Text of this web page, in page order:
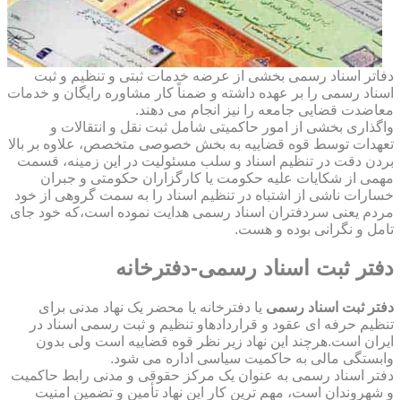
دفاتر اسناد رسمی بخشی از عرضه خدمات ثبتی و تنظیم و ثبت
اسناد رسمی را بر عهده داشته و ضمناً کار مشاوره رایگان و خدمات
معاضدت قضایی جامعه را نیز انجام می دهند.
واگذاری بخشی از امور حاکمیتی شامل ثبت نقل و انتقالات و
تعهدات توسط قوه قضاییه به بخش خصوصی متخصص، علاوه بر بالا
بردن دقت در تنظیم اسناد و سلب مسئولیت در این زمینه، قسمت
مهمی از شکایات علیه حکومت یا کارگزاران حکومتی و جبران
خسارات ناشی از اشتباه در تنظیم اسناد را به سمت گروهی از خود
مردم یعنی سردفتران اسناد رسمی هدایت نموده است،که خود جای
تامل و نگرانی بوده و هست.
دفتر ثبت اسناد رسمی-دفترخانه
دفتر ثبت اسناد رسمی یا دفترخانه یا محضر یک نهاد مدنی برای
تنظیم حرفه ای عقود و قراردادهاو تنظیم و ثبت رسمی اسناد در
ایران است.هرچند این نهاد زیر نظر قوه قضاییه است ولی بدون
وابستگی مالی به حاکمیت سیاسی اداره می شود.
دفتر اسناد رسمی به عنوان یک مرکز حقوقی و مدنی رابط حاکمیت
و شهروندان است، مهم ترین کار این نهاد تأمین و تضمین امنیت